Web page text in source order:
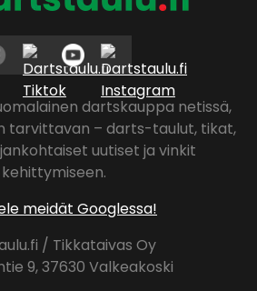
dartskauppa netissä,
tarvittavan – darts-taulut, tikat,
uutiset ja vinkit
kehittymiseen.
meidät Googlessa!
/ Tikkataivas Oy
9, 37630 Valkeakoski